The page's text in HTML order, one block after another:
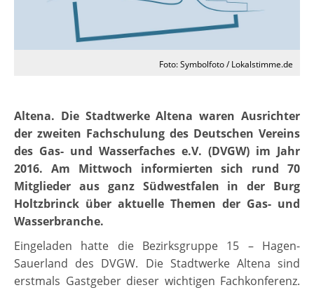
Foto: Symbolfoto / Lokalstimme.de
Altena. Die Stadtwerke Altena waren Ausrichter
der zweiten Fachschulung des Deutschen Vereins
des Gas- und Wasserfaches e.V. (DVGW) im Jahr
2016. Am Mittwoch informierten sich rund 70
Mitglieder aus ganz Südwestfalen in der Burg
Holtzbrinck über aktuelle Themen der Gas- und
Wasserbranche.
Eingeladen hatte die Bezirksgruppe 15 – Hagen-
Sauerland des DVGW. Die Stadtwerke Altena sind
erstmals Gastgeber dieser wichtigen Fachkonferenz.